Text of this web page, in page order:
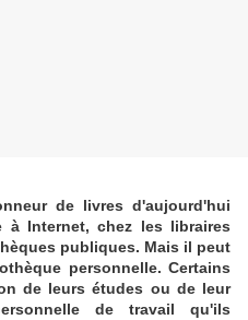
de livres d'aujourd'hui
à Internet, chez les libraires
publiques. Mais il peut
personnelle. Certains
de leurs études ou de leur
de travail qu'ils